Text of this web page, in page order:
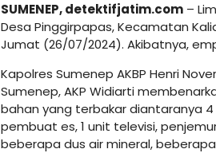
SUMENEP, detektifjatim.com –
Desa Pinggirpapas, Kecamatan
Jumat (26/07/2024). Akibatnya,
Kapolres Sumenep AKBP Henri
Sumenep, AKP Widiarti
bahan yang terbakar diantaranya 4
pembuat es, 1 unit televisi,
beberapa dus air mineral, beberapa